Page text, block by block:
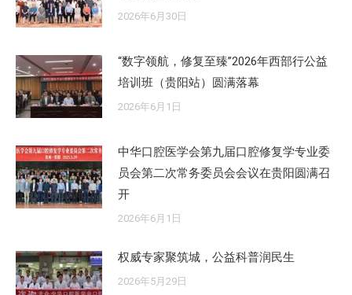
2026年6月30日
“数字领航，修复至臻”2026年西部行公益
培训班（贵阳站）圆满落幕
2026年6月1日
中华口腔医学会第九届口腔修复学专业委
员会第二次常务委员会会议在贵阳圆满召
开
2026年6月1日
权威专家聚筑城，公益科普润民生
2026年5月29日